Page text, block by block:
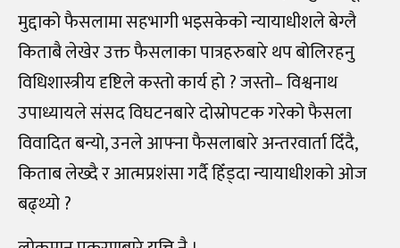
मुद्दाको फैसलामा सहभागी भइसकेको न्यायाधीशले बेग्लै
किताबै लेखेर उक्त फैसलाका पात्रहरुबारे थप बोलिरहनु
विधिशास्त्रीय दृष्टिले कस्तो कार्य हो ? जस्तो– विश्वनाथ
उपाध्यायले संसद विघटनबारे दोस्रोपटक गरेको फैसला
विवादित बन्यो, उनले आफ्ना फैसलाबारे अन्तरवार्ता दिँदै,
किताब लेख्दै र आत्मप्रशंसा गर्दै हिँड्दा न्यायाधीशको ओज
बढ्थ्यो ?